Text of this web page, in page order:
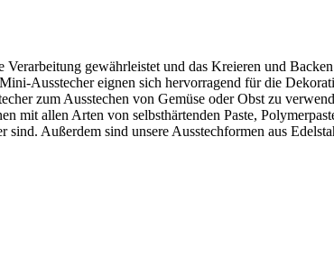
gewährleistet und das Kreieren und
Ausstecher eignen sich hervorragend für die
zum Ausstechen von Gemüse oder Obst zu
mit allen Arten von selbsthärtenden Paste,
Außerdem sind unsere Ausstechformen aus